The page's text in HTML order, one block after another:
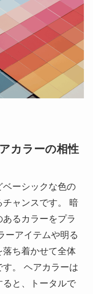
カラーの相性
ーシックな色の
ャンスです。 暗
るカラーをプラ
ーアイテムや明る
ち着かせて全体
。 ヘアカラーは
ると、トータルで